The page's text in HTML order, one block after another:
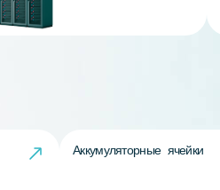
Аккумуляторные ячейки